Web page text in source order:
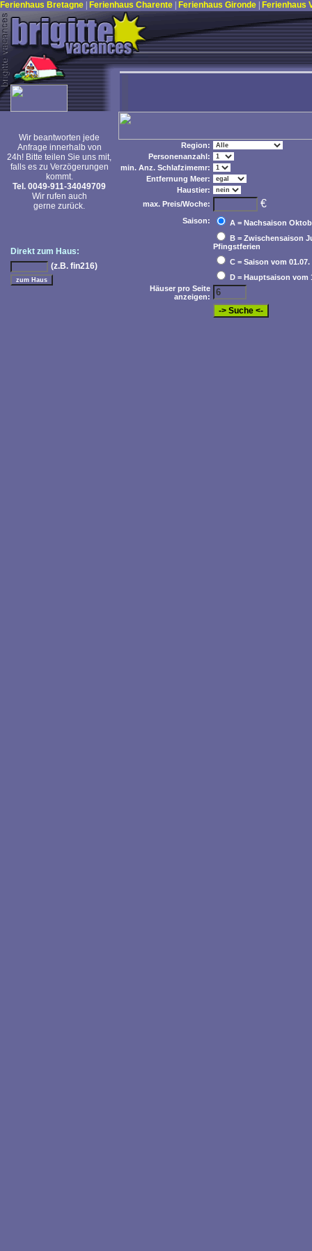
Ferienhaus Bretagne Ferienhaus Charente Ferienhaus Gironde Ferienhaus
Wir beantworten jede
Anfrage innerhalb von
24h! Bitte teilen Sie uns mit,
falls es zu Verzögerungen
kommt.
Tel. 0049-911-34049709
Wir rufen auch
gerne zurück.
Direkt zum Haus:
(z.B. fin216)
Region:
Personenanzahl:
min. Anz. Schlafzimemr:
Entfernung Meer:
Haustier:
max. Preis/Woche:
€
Saison:
A = Nachsaison
B = Zwischensaison
Pfingstferien
C = Saison vom
D = Hauptsaison vom
Häuser pro Seite
anzeigen: